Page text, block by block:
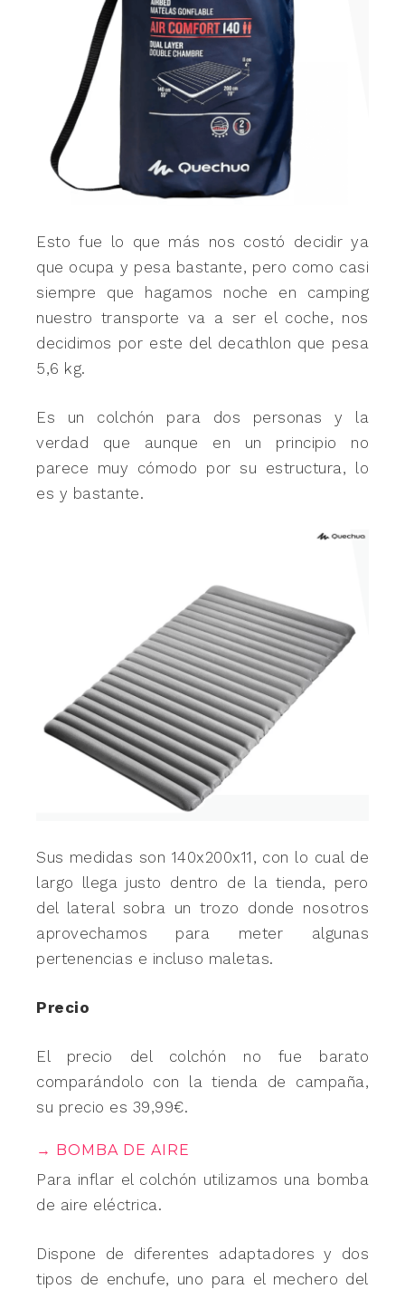
Esto fue lo que más nos costó decidir ya
que ocupa y pesa bastante, pero como casi
siempre que hagamos noche en camping
nuestro transporte va a ser el coche, nos
decidimos por este del decathlon que pesa
5,6 kg.
Es un colchón para dos personas y la
verdad que aunque en un principio no
parece muy cómodo por su estructura, lo
es y bastante.
Sus medidas son 140x200x11, con lo cual de
largo llega justo dentro de la tienda, pero
del lateral sobra un trozo donde nosotros
aprovechamos para meter algunas
pertenencias e incluso maletas.
Precio
El precio del colchón no fue barato
comparándolo con la tienda de campaña,
su precio es 39,99€.
→ BOMBA DE AIRE
Para inflar el colchón utilizamos una bomba
de aire eléctrica.
Dispone de diferentes adaptadores y dos
tipos de enchufe, uno para el mechero del